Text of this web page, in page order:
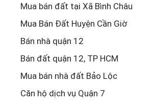
Mua bán đất tại Xã Bình Châu
Mua Bán Đất Huyện Cần Giờ
Bán nhà quận 12
Bán đất quận 12, TP HCM
Mua bán nhà đất Bảo Lộc
Căn hộ dịch vụ Quận 7